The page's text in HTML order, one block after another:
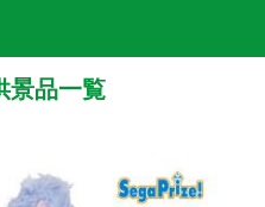
景品一覧